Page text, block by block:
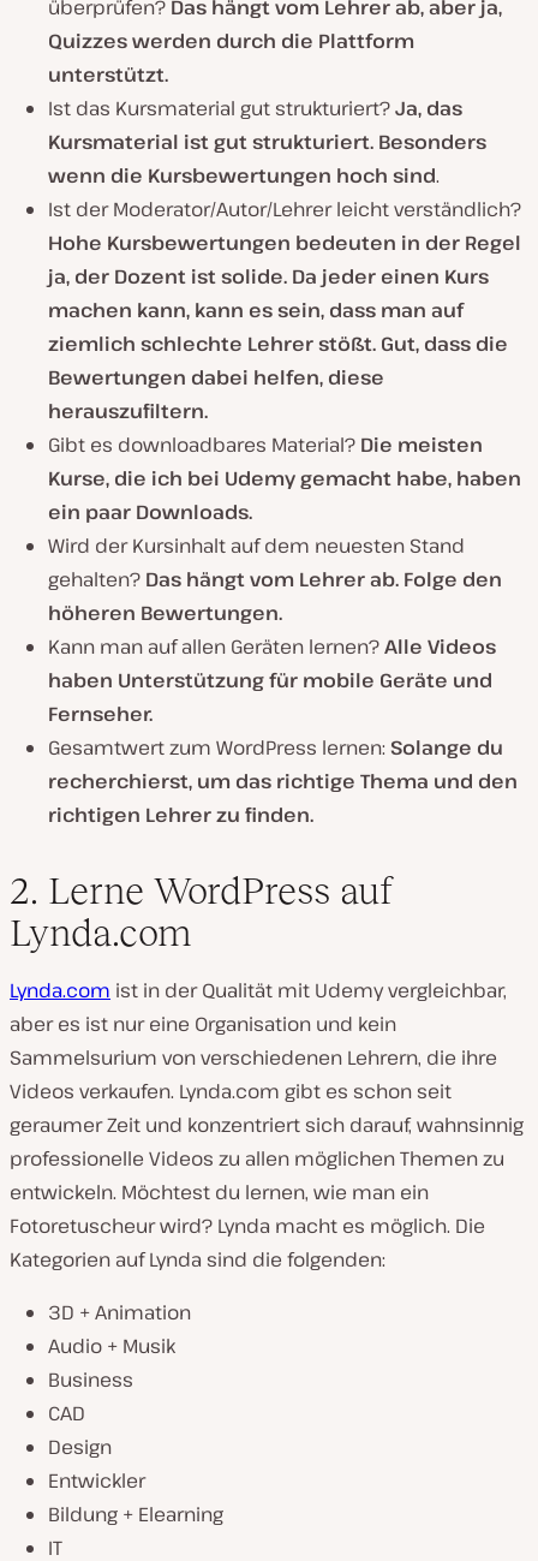
überprüfen? Das hängt vom Lehrer ab, aber ja,
Quizzes werden durch die Plattform
unterstützt.
Ist das Kursmaterial gut strukturiert?Ja, das
Kursmaterial ist gut strukturiert. Besonders
wenn die Kursbewertungen hoch sind.
Ist der Moderator/Autor/Lehrer leicht verständlich?
Hohe Kursbewertungen bedeuten in der Regel
ja, der Dozent ist solide. Da jeder einen Kurs
machen kann, kann es sein, dass man auf
ziemlich schlechte Lehrer stößt. Gut, dass die
Bewertungen dabei helfen, diese
herauszufiltern.
Gibt es downloadbares Material? Die meisten
Kurse, die ich bei Udemy gemacht habe, haben
ein paar Downloads.
Wird der Kursinhalt auf dem neuesten Stand
gehalten? Das hängt vom Lehrer ab. Folge den
höheren Bewertungen.
Kann man auf allen Geräten lernen?Alle Videos
haben Unterstützung für mobile Geräte und
Fernseher.
Gesamtwert zum WordPress lernen: Solange du
recherchierst, um das richtige Thema und den
richtigen Lehrer zu finden.
2. Lerne WordPress auf
Lynda.com
Lynda.com ist in der Qualität mit Udemy vergleichbar,
aber es ist nur eine Organisation und kein
Sammelsurium von verschiedenen Lehrern, die ihre
Videos verkaufen. Lynda.com gibt es schon seit
geraumer Zeit und konzentriert sich darauf, wahnsinnig
professionelle Videos zu allen möglichen Themen zu
entwickeln. Möchtest du lernen, wie man ein
Fotoretuscheur wird? Lynda macht es möglich. Die
Kategorien auf Lynda sind die folgenden:
3D + Animation
Audio + Musik
Business
CAD
Design
Entwickler
Bildung + Elearning
IT